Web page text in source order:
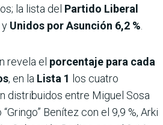
la lista del Partido Liberal
y Unidos por Asunción 6,2 %.
revela el porcentaje para cada
, en la Lista 1 los cuatro
distribuidos entre Miguel Sosa
Benítez con el 9,9 %, Arki